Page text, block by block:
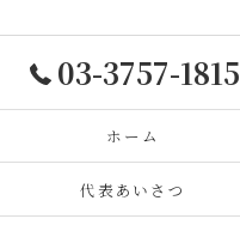
03-3757-1815
ホーム
代表あいさつ